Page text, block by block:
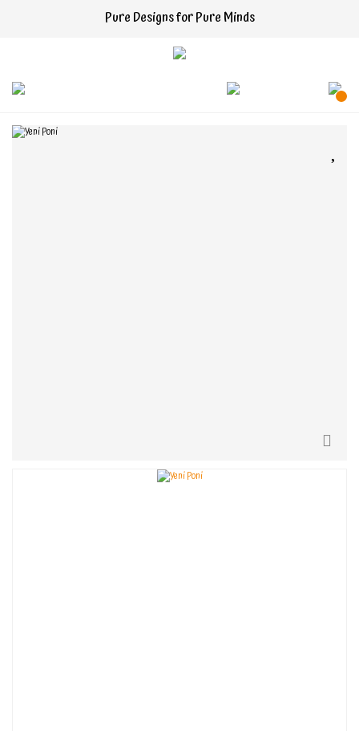
Pure Designs for Pure Minds